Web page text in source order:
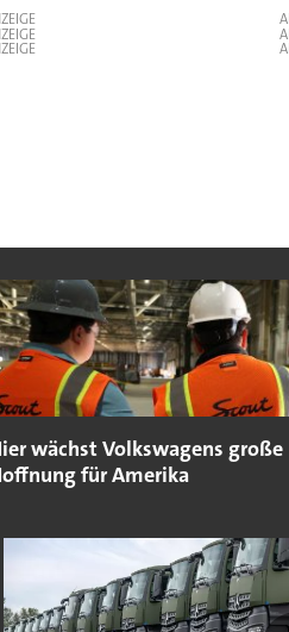
wächst Volkswagens große
für Amerika